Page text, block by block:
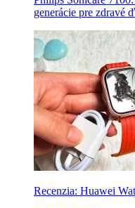
generácie pre zdravé
Recenzia: Huawei